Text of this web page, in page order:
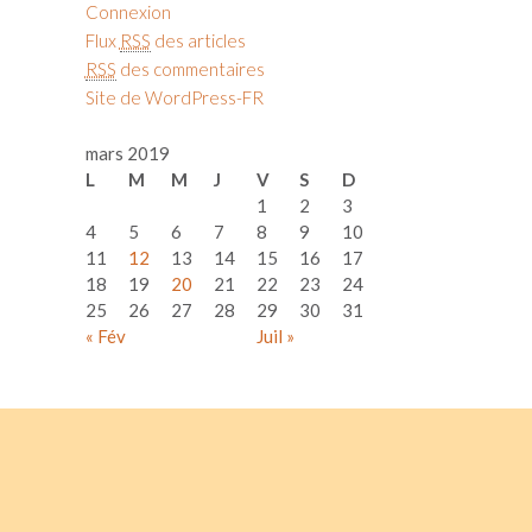
Connexion
Flux RSS des articles
RSS des commentaires
Site de WordPress-FR
mars 2019
L
M M J V S D
« Fév Juil »
1 2
3
4
5 6 7 8 9
10
11
12 13 14 15 16
17
18
19 20 21 22 23
24
25
26 27 28 29 30 31